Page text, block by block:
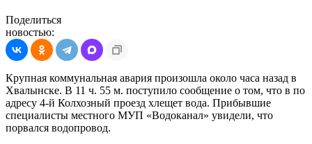
Поделиться
новостью:
Крупная коммунальная авария произошла около часа назад в
Хвалынске. В 11 ч. 55 м. поступило сообщение о том, что в по
адресу 4-й Колхозный проезд хлещет вода. Прибывшие
специалисты местного МУП «Водоканал» увидели, что
порвался водопровод.